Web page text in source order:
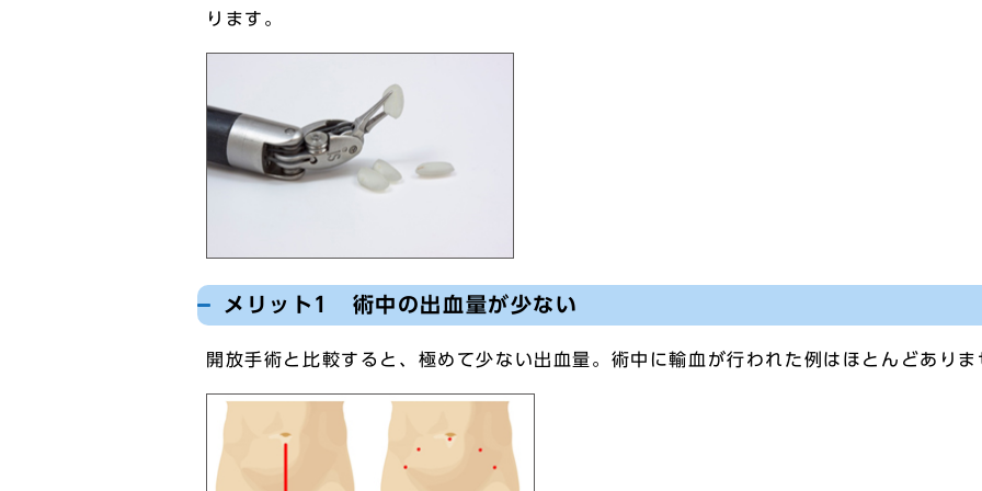
ります。
メリット1 術中の出血量が少ない
開放手術と比較すると、極めて少ない出血量。術中に輸血が行われた例はほとんどありま